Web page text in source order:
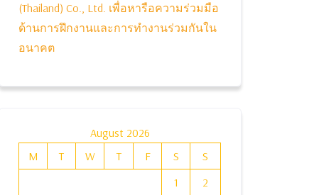
(Thailand) Co., Ltd. เพื่อหารือความร่วมมือ
ด้านการฝึกงานและการทำงานร่วมกันใน
อนาคต
August 2026
M
T W T F S
S
1
2